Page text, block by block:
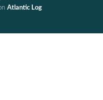
Atlantic Log